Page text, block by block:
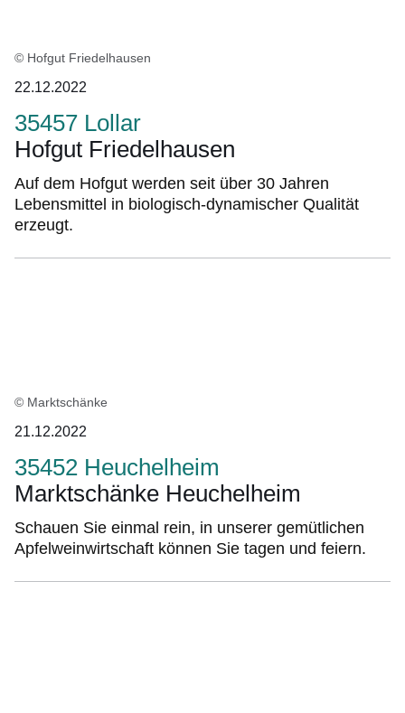
© Hofgut Friedelhausen
22.12.2022
35457 Lollar
Hofgut Friedelhausen
Auf dem Hofgut werden seit über 30 Jahren
Lebensmittel in biologisch-dynamischer Qualität
erzeugt.
© Marktschänke
21.12.2022
35452 Heuchelheim
Marktschänke Heuchelheim
Schauen Sie einmal rein, in unserer gemütlichen
Apfelweinwirtschaft können Sie tagen und feiern.